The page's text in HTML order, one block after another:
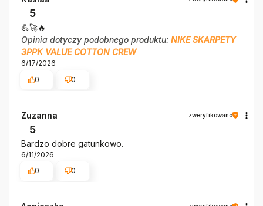
5
💪🚀🔥
Opinia dotyczy podobnego produktu: NIKE SKARPETY
3PPK VALUE COTTON CREW
6/17/2026
0
0
Zuzanna zweryfikowano
5
Bardzo dobre gatunkowo.
6/11/2026
0
0